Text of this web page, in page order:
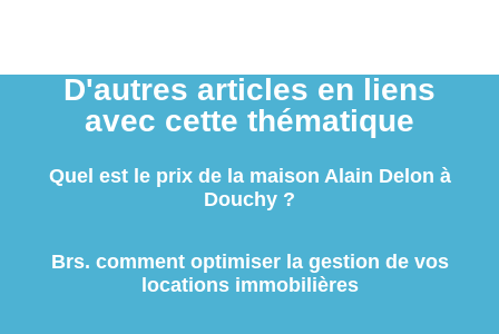
D'autres articles en liens
avec cette thématique
Quel est le prix de la maison Alain Delon à
Douchy ?
Brs. comment optimiser la gestion de vos
locations immobilières